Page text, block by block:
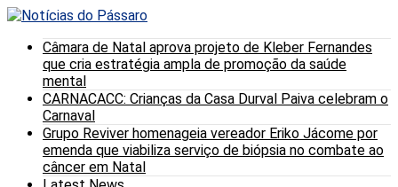
Câmara de Natal aprova projeto de Kleber Fernandes
que cria estratégia ampla de promoção da saúde
mental
CARNACACC: Crianças da Casa Durval Paiva celebram o
Carnaval
Grupo Reviver homenageia vereador Eriko Jácome por
emenda que viabiliza serviço de biópsia no combate ao
câncer em Natal